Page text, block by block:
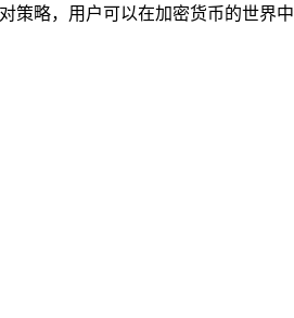
策略，用户可以在加密货币的世界